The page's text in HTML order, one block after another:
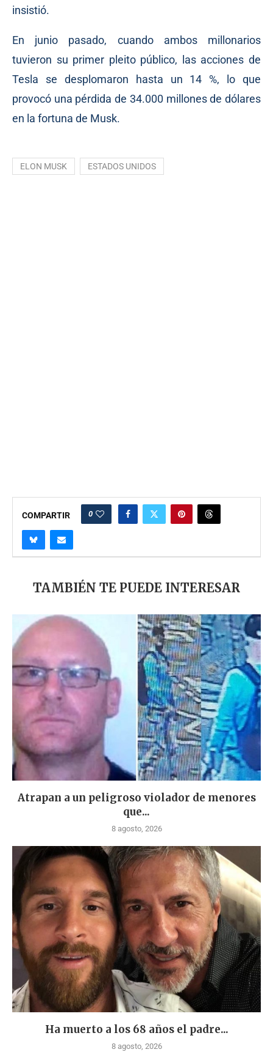
insistió.
En junio pasado, cuando ambos millonarios
tuvieron su primer pleito público, las acciones de
Tesla se desplomaron hasta un 14 %, lo que
provocó una pérdida de 34.000 millones de dólares
en la fortuna de Musk.
ELON MUSK ESTADOS UNIDOS
COMPARTIR 0
TAMBIÉN TE PUEDE INTERESAR
Atrapan a un peligroso violador de menores
que...
8 agosto, 2026
Ha muerto a los 68 años el padre...
8 agosto, 2026